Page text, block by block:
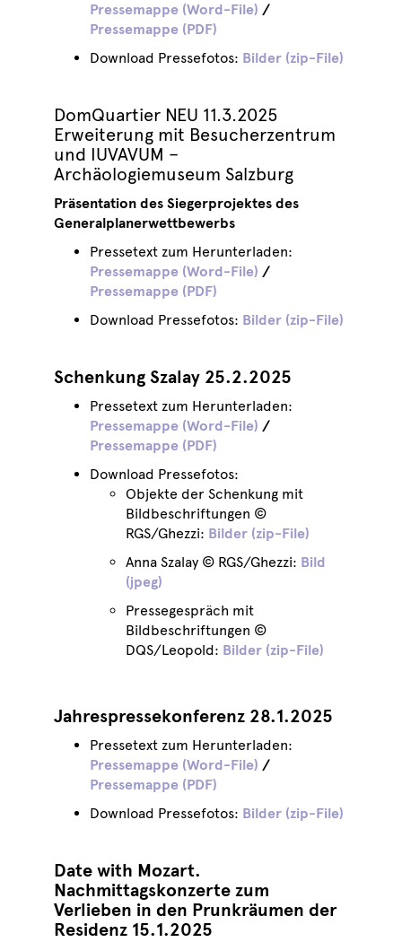
Pressemappe (Word-File) /
Pressemappe (PDF)
Download Pressefotos: Bilder (zip-File)
DomQuartier NEU 11.3.2025
Erweiterung mit Besucherzentrum
und IUVAVUM –
Archäologiemuseum Salzburg
Präsentation des Siegerprojektes des
Generalplanerwettbewerbs
Pressetext zum Herunterladen:
Pressemappe (Word-File) /
Pressemappe (PDF)
Download Pressefotos: Bilder (zip-File)
Schenkung Szalay 25.2.2025
Pressetext zum Herunterladen:
Pressemappe (Word-File) /
Pressemappe (PDF)
Download Pressefotos:
Objekte der Schenkung mit
Bildbeschriftungen ©
RGS/Ghezzi: Bilder (zip-File)
Anna Szalay © RGS/Ghezzi: Bild
(jpeg)
Pressegespräch mit
Bildbeschriftungen ©
DQS/Leopold: Bilder (zip-File)
Jahrespressekonferenz 28.1.2025
Pressetext zum Herunterladen:
Pressemappe (Word-File) /
Pressemappe (PDF)
Download Pressefotos: Bilder (zip-File)
Date with Mozart.
Nachmittagskonzerte zum
Verlieben in den Prunkräumen der
Residenz 15.1.2025